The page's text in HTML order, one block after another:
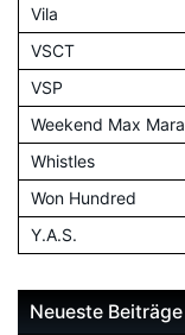
Vila
VSCT
VSP
Weekend Max Mara
Whistles
Won Hundred
Y.A.S.
Neueste Beiträge